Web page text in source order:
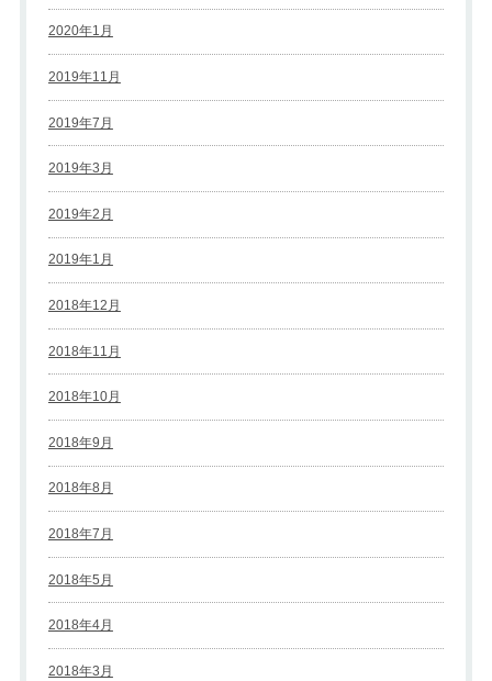
2020年1月
2019年11月
2019年7月
2019年3月
2019年2月
2019年1月
2018年12月
2018年11月
2018年10月
2018年9月
2018年8月
2018年7月
2018年5月
2018年4月
2018年3月